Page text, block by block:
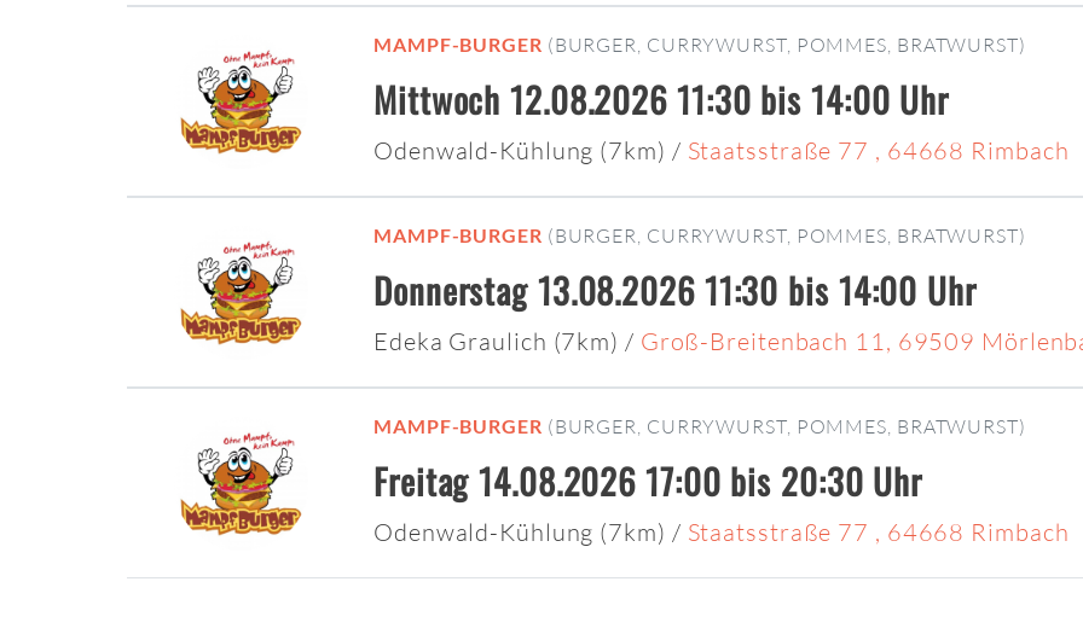
MAMPF-BURGER (BURGER, CURRYWURST, POMMES, BRATWURST)
Mittwoch 12.08.2026 11:30 bis 14:00 Uhr
Odenwald-Kühlung (7km) / Staatsstraße 77 , 64668 Rimbach
MAMPF-BURGER (BURGER, CURRYWURST, POMMES, BRATWURST)
Donnerstag 13.08.2026 11:30 bis 14:00 Uhr
Edeka Graulich (7km) / Groß-Breitenbach 11, 69509
MAMPF-BURGER (BURGER, CURRYWURST, POMMES, BRATWURST)
Freitag 14.08.2026 17:00 bis 20:30 Uhr
Odenwald-Kühlung (7km) / Staatsstraße 77 , 64668 Rimbach